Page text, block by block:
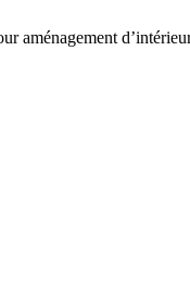
aménagement